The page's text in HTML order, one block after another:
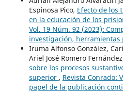
Espinosa Pico, Efecto de los
en la educación de los
Vol. 19 Núm. 92 (2023):
investigación, herramientas
Iruma Alfonso González,
Ariel José Romero
sobre los procesos
superior , Revista Conrado:
papel de la publicación